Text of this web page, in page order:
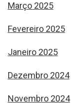
Março 2025
Fevereiro 2025
Janeiro 2025
Dezembro 2024
Novembro 2024